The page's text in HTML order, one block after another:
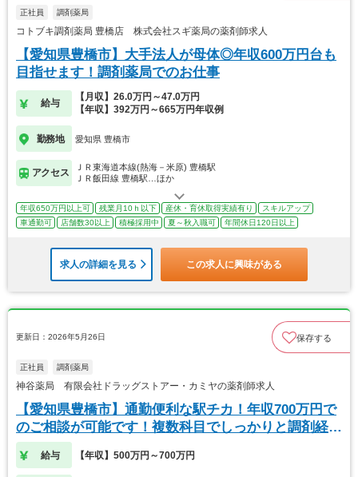
正社員 調剤薬局
コトブキ調剤薬局 豊橋店 株式会社スギ薬局の薬剤師求人
【愛知県豊橋市】大手法人が母体◎年収600万円台も
目指せます！調剤薬局でのお仕事
給与
【月収】26.0万円～47.0万円
【年収】392万円～665万円年収例
勤務地 愛知県 豊橋市
アクセス
ＪＲ東海道本線(熱海－米原) 豊橋駅
ＪＲ飯田線 豊橋駅…ほか
年収650万円以上可 残業月10ｈ以下 産休・育休取得実績有り
スキルアップ
車通勤可
店舗数30以上 積極採用中 夏～秋入職可 年間休日120日以上
求人の詳細を見る この求人に興味がある
更新日：2026年5月26日 保存する
正社員 調剤薬局
神谷薬局 有限会社ドラッグストアー・カミヤの薬剤師求人
【愛知県豊橋市】通勤便利な駅チカ！年収700万円で
のご相談が可能です！複数科目でしっかりと調剤経験
を
給与 【年収】500万円～700万円